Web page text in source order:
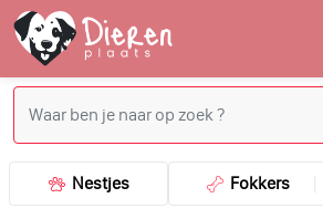
Nestjes Fokkers